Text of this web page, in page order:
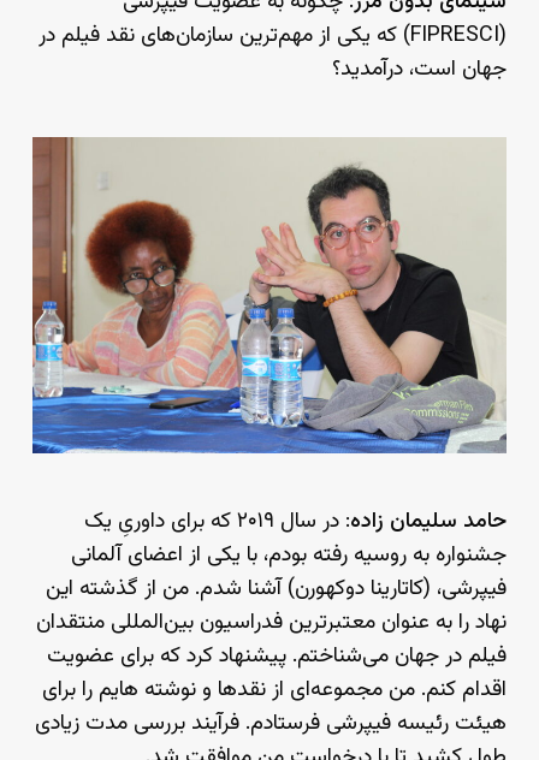
(FIPRESCI) که یکی از مهم‌ترین سازمان‌های نقد فیلم در
جهان است، درآمدید؟
حامد سلیمان زاده
: در سال ۲۰۱۹ که برای داوریِ یک
جشنواره به روسیه رفته بودم، با یکی از اعضای آلمانی
فیپرشی، (کاتارینا دوکهورن) آشنا شدم. من از گذشته این
نهاد را به عنوان معتبرترین فدراسیون بین‌المللی منتقدان
فیلم در جهان می‌شناختم. پیشنهاد کرد که برای عضویت
اقدام کنم. من مجموعه‌ای از نقدها و نوشته هایم را برای
هیئت رئیسه فیپرشی فرستادم. فرآیند بررسی مدت زیادی